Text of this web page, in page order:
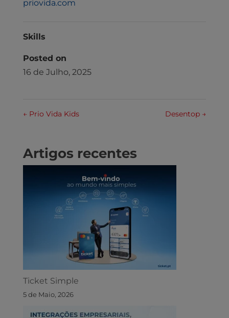
priovida.com
Skills
Posted on
16 de Julho, 2025
←Prio Vida Kids Desentop →
Artigos recentes
Ticket Simple
5 de Maio, 2026